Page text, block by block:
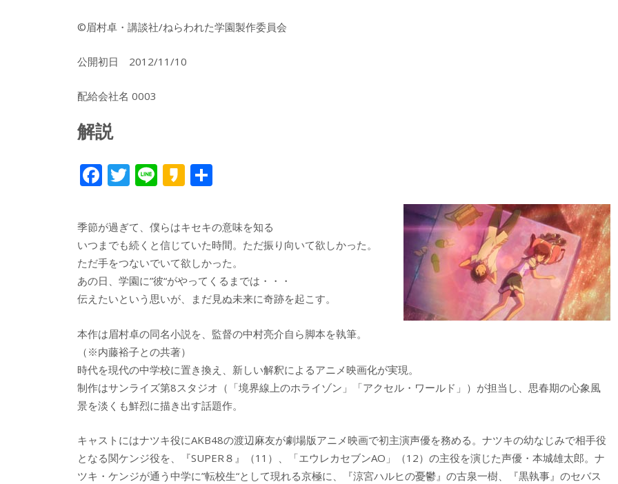
©眉村卓・講談社/ねらわれた学園製作委員会
公開初日 2012/11/10
配給会社名 0003
解説
F
e
b
o
o
k
T
itt
er
Li
e
K
k
a
o
季節が過ぎて、僕らはキセキの意味を知る
いつまでも続くと信じていた時間。ただ振り向いて欲しかった。
ただ手をつないでいて欲しかった。
あの日、学園に”彼“がやってくるまでは・・・
伝えたいという思いが、まだ見ぬ未来に奇跡を起こす。
本作は眉村卓の同名小説を、監督の中村亮介自ら脚本を執筆。
（※内藤裕子との共著）
時代を現代の中学校に置き換え、新しい解釈によるアニメ映画化が実現。
制作はサンライズ第8スタジオ（「境界線上のホライゾン」「アクセル・ワールド」）が担当し、思春期の心象風
景を淡くも鮮烈に描き出す話題作。
キャストにはナツキ役にAKB48の渡辺麻友が劇場版アニメ映画で初主演声優を務める。ナツキの幼なじみで相手役
となる関ケンジ役を、『SUPER８』（11）、「エウレカセブンAO」（12）の主役を演じた声優・本城雄太郎。ナ
ツキ・ケンジが通う中学に”転校生“として現れる京極に、『涼宮ハルヒの憂鬱』の古泉一樹、『黒執事』のセバス